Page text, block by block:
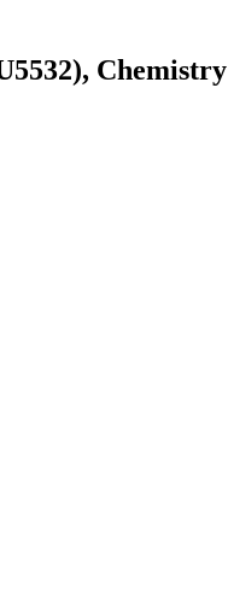
Chemistry